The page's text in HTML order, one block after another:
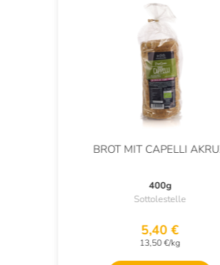
BROT MIT CAPELLI
400g
Sottolestelle
5,40 €
13,50 €/kg